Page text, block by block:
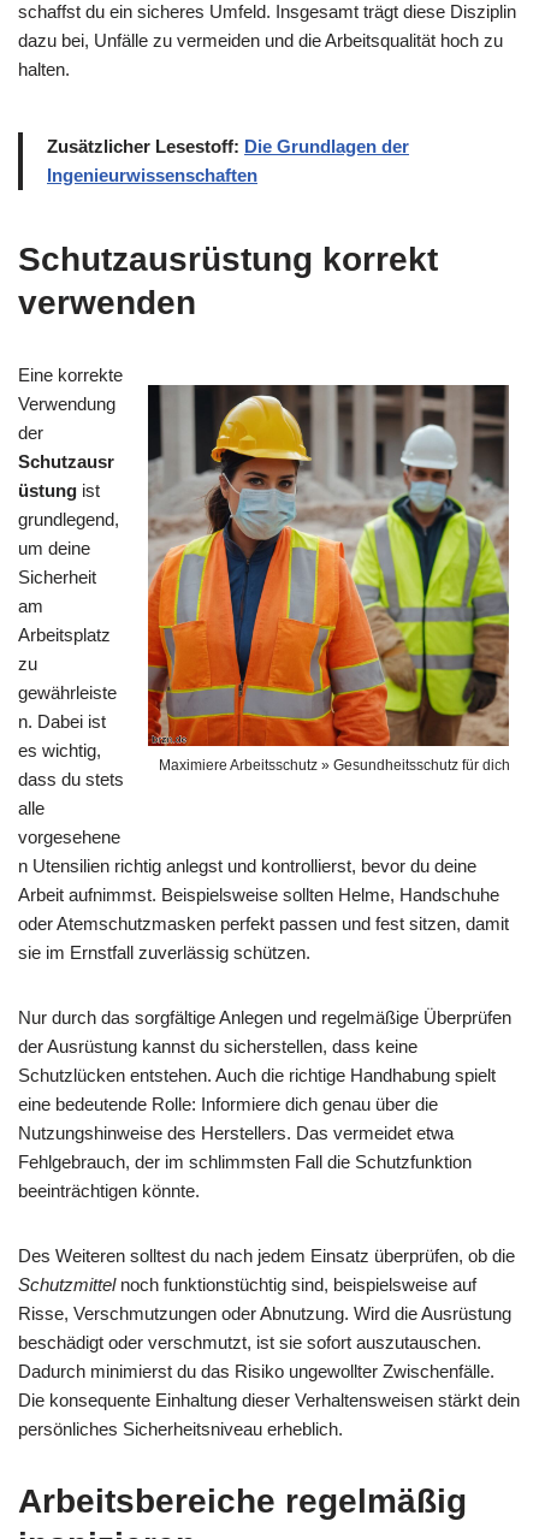
schaffst du ein sicheres Umfeld. Insgesamt trägt diese Disziplin
dazu bei, Unfälle zu vermeiden und die Arbeitsqualität hoch zu
halten.
Zusätzlicher Lesestoff: Die Grundlagen der
Ingenieurwissenschaften
Schutzausrüstung korrekt
verwenden
Maximiere Arbeitsschutz » Gesundheitsschutz für dich
Eine korrekte
Verwendung
der
Schutzausr
üstung ist
grundlegend,
um deine
Sicherheit
am
Arbeitsplatz
zu
gewährleiste
n. Dabei ist
es wichtig,
dass du stets
alle
vorgesehene
n Utensilien richtig anlegst und kontrollierst, bevor du deine
Arbeit aufnimmst. Beispielsweise sollten Helme, Handschuhe
oder Atemschutzmasken perfekt passen und fest sitzen, damit
sie im Ernstfall zuverlässig schützen.
Nur durch das sorgfältige Anlegen und regelmäßige Überprüfen
der Ausrüstung kannst du sicherstellen, dass keine
Schutzlücken entstehen. Auch die richtige Handhabung spielt
eine bedeutende Rolle: Informiere dich genau über die
Nutzungshinweise des Herstellers. Das vermeidet etwa
Fehlgebrauch, der im schlimmsten Fall die Schutzfunktion
beeinträchtigen könnte.
Des Weiteren solltest du nach jedem Einsatz überprüfen, ob die
Schutzmittelnoch funktionstüchtig sind, beispielsweise auf
Risse, Verschmutzungen oder Abnutzung. Wird die Ausrüstung
beschädigt oder verschmutzt, ist sie sofort auszutauschen.
Dadurch minimierst du das Risiko ungewollter Zwischenfälle.
Die konsequente Einhaltung dieser Verhaltensweisen stärkt dein
persönliches Sicherheitsniveau erheblich.
Arbeitsbereiche regelmäßig